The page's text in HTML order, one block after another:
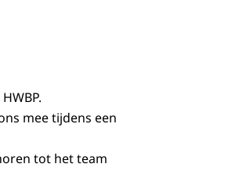
mee tijdens een
tot het team